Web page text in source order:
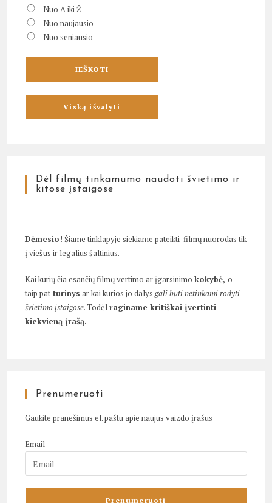
Nuo A iki Ž
Nuo naujausio
Nuo seniausio
Dėl filmų tinkamumo naudoti švietimo ir
kitose įstaigose
Dėmesio! Šiame tinklapyje siekiame pateikti filmų nuorodas tik
į viešus ir legalius šaltinius.
Kai kurių čia esančių filmų vertimo ar įgarsinimokokybė,o
taip pat turinys ar kai kurios jo dalysgali būti netinkami rodyti
švietimo įstaigose. Todėlraginame kritiškai įvertinti
kiekvieną įrašą.
Prenumeruoti
Gaukite pranešimus el. paštu apie naujus vaizdo įrašus
Email